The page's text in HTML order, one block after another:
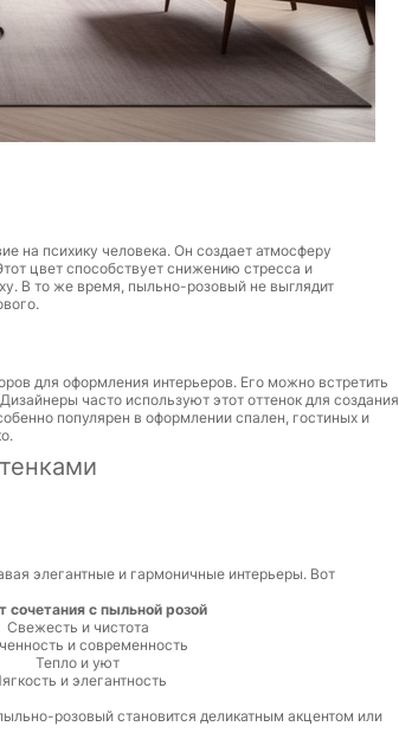
на психику человека. Он создает атмосферу
цвет способствует снижению стресса и
В то же время, пыльно-розовый не выглядит
для оформления интерьеров. Его можно встретить
часто используют этот оттенок для создания
популярен в оформлении спален, гостиных и
элегантные и гармоничные интерьеры. Вот
сочетания с пыльной розой
Свежесть и чистота
и современность
Тепло и уют
и элегантность
розовый становится деликатным акцентом или